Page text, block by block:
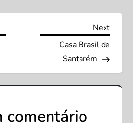
Next
Next
Casa Brasil de
Santarém
comentário